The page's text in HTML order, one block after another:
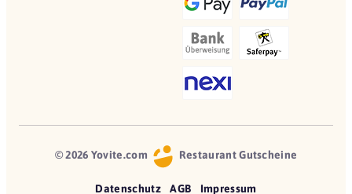
© 2026 Yovite.com Restaurant Gutscheine
Datenschutz AGB Impressum